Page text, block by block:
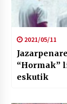
2021/05/11
“Hormak”
eskutik